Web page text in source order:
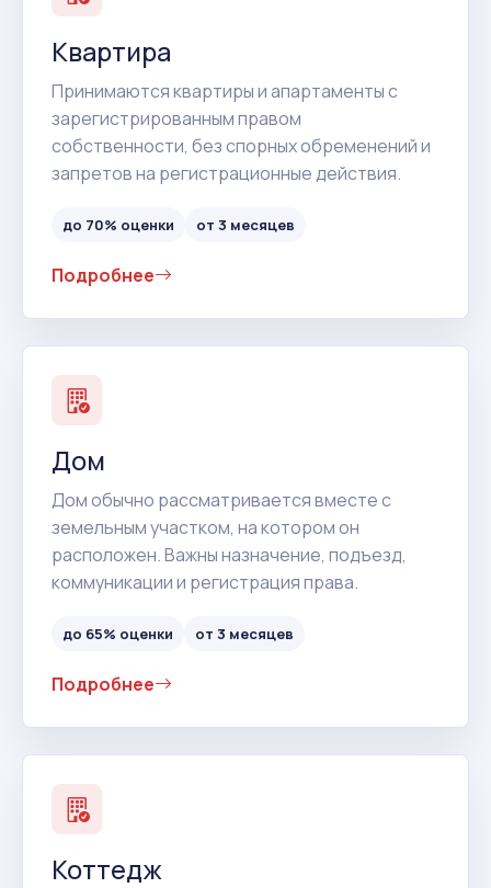
Квартира
Принимаются квартиры и апартаменты с
зарегистрированным правом
собственности, без спорных обременений и
запретов на регистрационные действия.
до 70% оценки от 3 месяцев
Подробнее
Дом
Дом обычно рассматривается вместе с
земельным участком, на котором он
расположен. Важны назначение, подъезд,
коммуникации и регистрация права.
до 65% оценки от 3 месяцев
Подробнее
Коттедж